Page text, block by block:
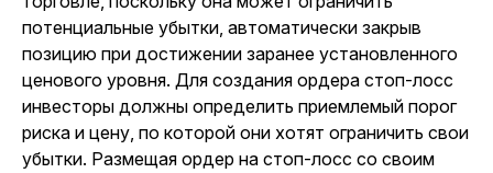
потенциальные убытки, автоматически закрыв
позицию при достижении заранее установленного
ценового уровня. Для создания ордера стоп-лосс
инвесторы должны определить приемлемый порог
риска и цену, по которой они хотят ограничить свои
убытки. Размещая ордер на стоп-лосс со своим